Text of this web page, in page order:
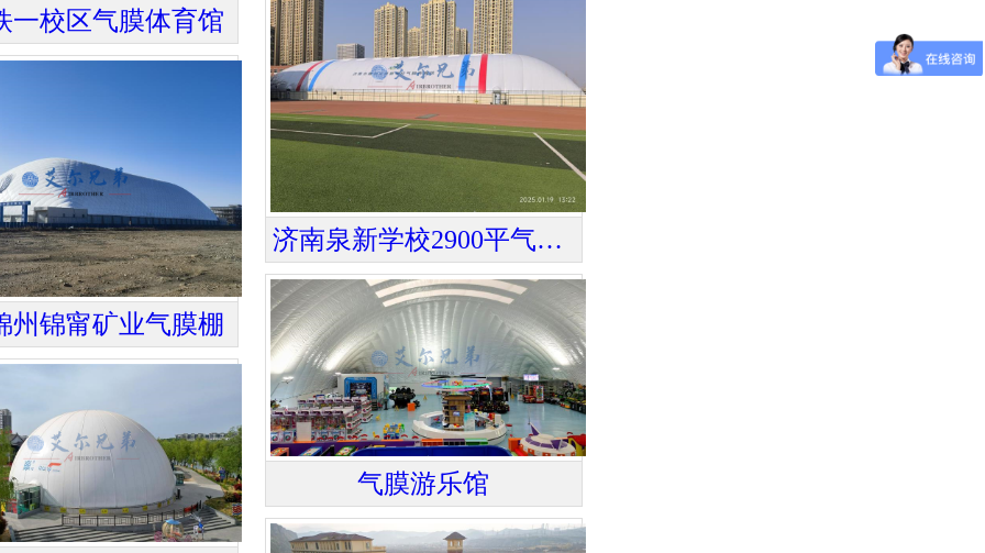
一校区气膜体育馆
济南泉新学校2900平气膜体育馆
州锦甯矿业气膜棚
气膜游乐馆